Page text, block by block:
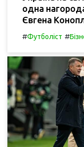
одна
Євгена
#Футболіст #